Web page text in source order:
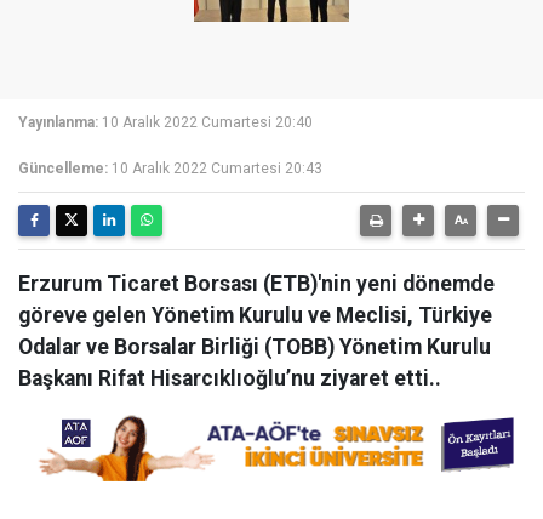
Yayınlanma: 10 Aralık 2022 Cumartesi 20:40
Güncelleme: 10 Aralık 2022 Cumartesi 20:43
Erzurum Ticaret Borsası (ETB)'nin yeni dönemde
göreve gelen Yönetim Kurulu ve Meclisi, Türkiye
Odalar ve Borsalar Birliği (TOBB) Yönetim Kurulu
Başkanı Rifat Hisarcıklıoğlu’nu ziyaret etti..